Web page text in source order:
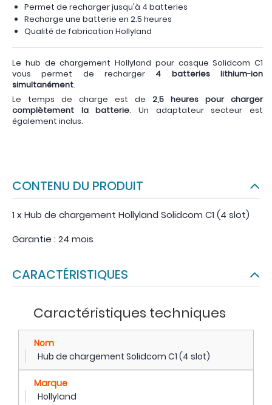
Permet de recharger jusqu'à 4 batteries
Recharge une batterie en 2.5 heures
Qualité de fabrication Hollyland
Le hub de chargement Hollyland pour casque Solidcom C1
vous permet de recharger 4 batteries lithium-ion
simultanément.
Le temps de charge est de 2,5 heures pour charger
complètement la batterie. Un adaptateur secteur est
également inclus.
CONTENU DU PRODUIT
1 x Hub de chargement Hollyland Solidcom C1 (4 slot)
Garantie : 24 mois
CARACTÉRISTIQUES
Caractéristiques techniques
Nom
Hub de chargement Solidcom C1 (4 slot)
Marque
Hollyland